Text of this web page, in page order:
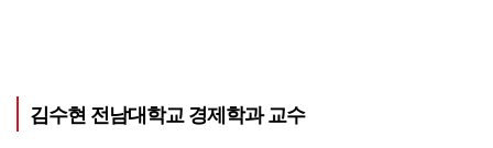
김수현 전남대학교 경제학과 교수